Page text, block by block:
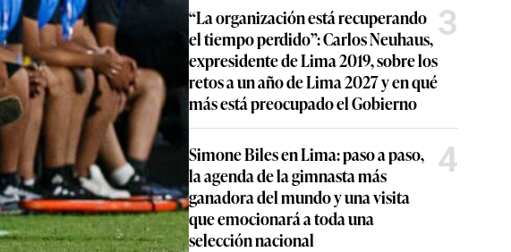
“La organización está recuperando
el tiempo perdido”: Carlos Neuhaus,
expresidente de Lima 2019, sobre los
retos a un año de Lima 2027 y en qué
más está preocupado el Gobierno
3
Simone Biles en Lima: paso a paso,
la agenda de la gimnasta más
ganadora del mundo y una visita
que emocionará a toda una
selección nacional
4